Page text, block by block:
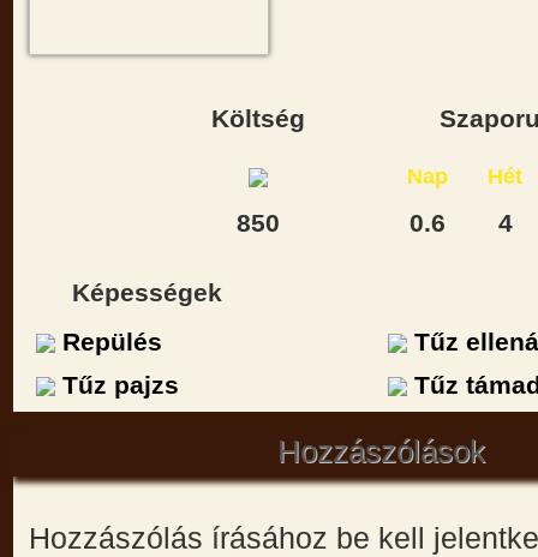
Költség
850
Nap
0.6
Hét
4
Képességek
Repülés
Tűz
Tűz pajzs
Tűz
Hozzászólások
Hozzászólás írásához be kell